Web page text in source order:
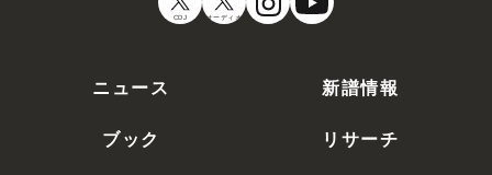
CDJ オーディオ
ニュース
新譜情報
ブック
リサーチ